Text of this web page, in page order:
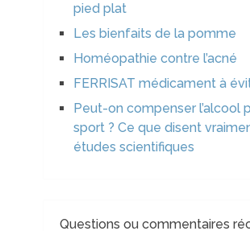
pied plat
Les bienfaits de la pomme
Homéopathie contre l’acné
FERRISAT médicament à
Peut-on compenser l’alcool
sport ? Ce que disent
études scientifiques
Questions ou commentaires